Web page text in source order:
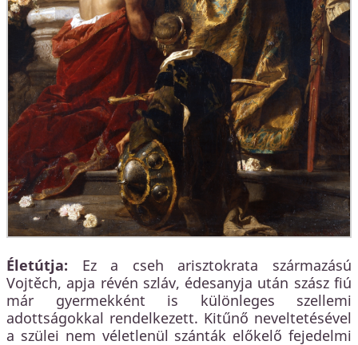
Életútja: Ez a cseh arisztokrata származású
Vojtěch, apja révén szláv, édesanyja után szász fiú
már gyermekként is különleges szellemi
adottságokkal rendelkezett. Kitűnő neveltetésével
a szülei nem véletlenül szánták előkelő fejedelmi